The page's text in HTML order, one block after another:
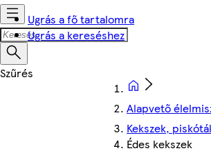
Ugrás a fő tartalomra
Ugrás a kereséshez
Alapvető
Kekszek,
Édes kekszek